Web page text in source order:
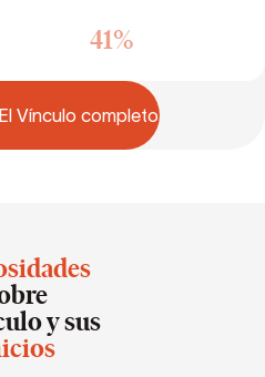
41%
Vínculo completo
y sus